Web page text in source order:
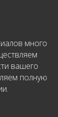
много
вашего
полную